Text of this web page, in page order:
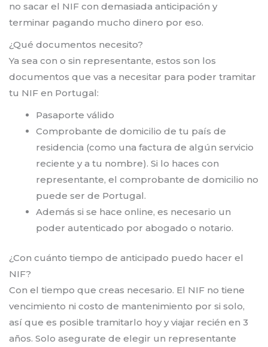
no sacar el NIF con demasiada anticipación y
terminar pagando mucho dinero por eso.
¿Qué documentos necesito?
Ya sea con o sin representante, estos son los
documentos que vas a necesitar para poder tramitar
tu NIF en Portugal:
Pasaporte válido
Comprobante de domicilio de tu país de
residencia (como una factura de algún servicio
reciente y a tu nombre). Si lo haces con
representante, el comprobante de domicilio no
puede ser de Portugal.
Además si se hace online, es necesario un
poder autenticado por abogado o notario.
¿Con cuánto tiempo de anticipado puedo hacer el
NIF?
Con el tiempo que creas necesario. El NIF no tiene
vencimiento ni costo de mantenimiento por si solo,
así que es posible tramitarlo hoy y viajar recién en 3
años. Solo asegurate de elegir un representante